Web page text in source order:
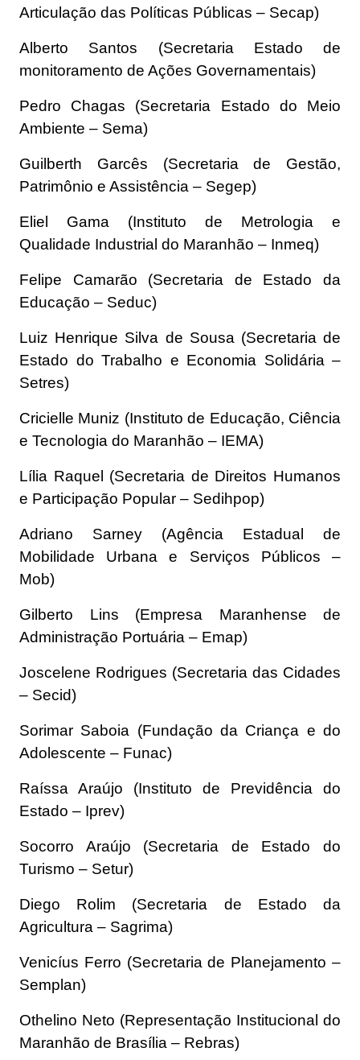
Articulação das Políticas Públicas – Secap)
Alberto Santos (Secretaria Estado de
monitoramento de Ações Governamentais)
Pedro Chagas (Secretaria Estado do Meio
Ambiente – Sema)
Guilberth Garcês (Secretaria de Gestão,
Patrimônio e Assistência – Segep)
Eliel Gama (Instituto de Metrologia e
Qualidade Industrial do Maranhão – Inmeq)
Felipe Camarão (Secretaria de Estado da
Educação – Seduc)
Luiz Henrique Silva de Sousa (Secretaria de
Estado do Trabalho e Economia Solidária –
Setres)
Cricielle Muniz (Instituto de Educação, Ciência
e Tecnologia do Maranhão – IEMA)
Lília Raquel (Secretaria de Direitos Humanos
e Participação Popular – Sedihpop)
Adriano Sarney (Agência Estadual de
Mobilidade Urbana e Serviços Públicos –
Mob)
Gilberto Lins (Empresa Maranhense de
Administração Portuária – Emap)
Joscelene Rodrigues (Secretaria das Cidades
– Secid)
Sorimar Saboia (Fundação da Criança e do
Adolescente – Funac)
Raíssa Araújo (Instituto de Previdência do
Estado – Iprev)
Socorro Araújo (Secretaria de Estado do
Turismo – Setur)
Diego Rolim (Secretaria de Estado da
Agricultura – Sagrima)
Venicíus Ferro (Secretaria de Planejamento –
Semplan)
Othelino Neto (Representação Institucional do
Maranhão de Brasília – Rebras)